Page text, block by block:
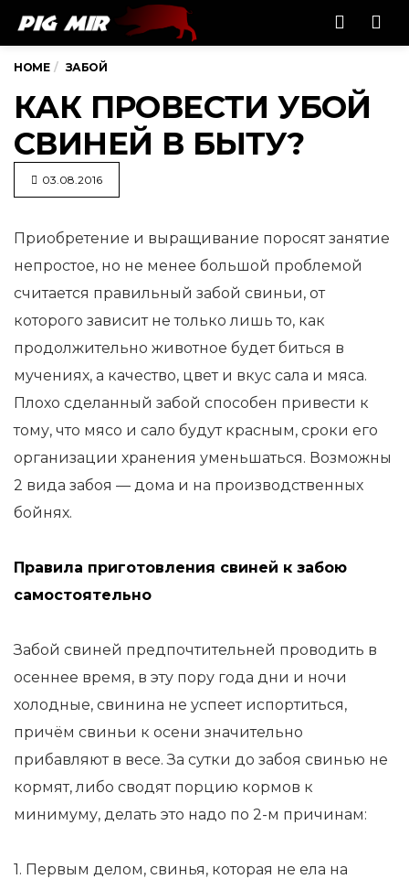
HOME ЗАБОЙ
КАК ПРОВЕСТИ УБОЙ
СВИНЕЙ В БЫТУ?
03.08.2016
Приобретение и выращивание поросят занятие
непростое, но не менее большой проблемой
считается правильный забой свиньи, от
которого зависит не только лишь то, как
продолжительно животное будет биться в
мучениях, а качество, цвет и вкус сала и мяса.
Плохо сделанный забой способен привести к
тому, что мясо и сало будут красным, сроки его
организации хранения уменьшаться. Возможны
2 вида забоя — дома и на производственных
бойнях.
Правила приготовления свиней к забою
самостоятельно
Забой свиней предпочтительней проводить в
осеннее время, в эту пору года дни и ночи
холодные, свинина не успеет испортиться,
причём свиньи к осени значительно
прибавляют в весе. За сутки до забоя свинью не
кормят, либо сводят порцию кормов к
минимуму, делать это надо по 2-м причинам:
1. Первым делом, свинья, которая не ела на